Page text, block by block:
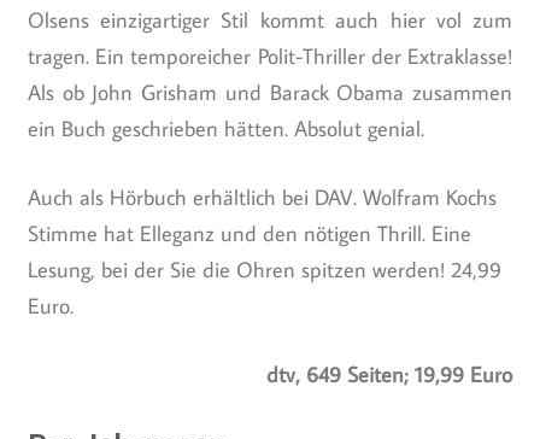
Olsens einzigartiger Stil kommt auch hier vol zum
tragen. Ein temporeicher Polit-Thriller der Extraklasse!
Als ob John Grisham und Barack Obama zusammen
ein Buch geschrieben hätten. Absolut genial.
Auch als Hörbuch erhältlich bei DAV. Wolfram Kochs
Stimme hat Elleganz und den nötigen Thrill. Eine
Lesung, bei der Sie die Ohren spitzen werden! 24,99
Euro.
dtv, 649 Seiten; 19,99 Euro